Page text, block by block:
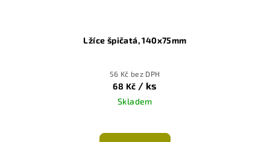
Lžíce špičatá, 140x75mm
56 Kč bez DPH
68 Kč / ks
Skladem